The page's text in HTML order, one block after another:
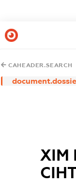
CAHEADER.SEARCH